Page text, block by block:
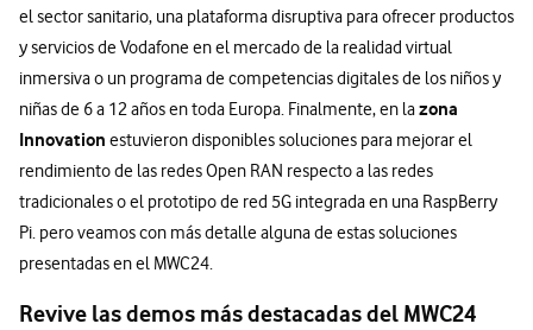
el sector sanitario, una plataforma disruptiva para ofrecer productos
y servicios de Vodafone en el mercado de la realidad virtual
inmersiva o un programa de competencias digitales de los niños y
niñas de 6 a 12 años en toda Europa. Finalmente, en lazona
Innovation estuvieron disponibles soluciones para mejorar el
rendimiento de las redes Open RAN respecto a las redes
tradicionales o el prototipo de red 5G integrada en una RaspBerry
Pi. pero veamos con más detalle alguna de estas soluciones
presentadas en el MWC24.
Revive las demos más destacadas del MWC24